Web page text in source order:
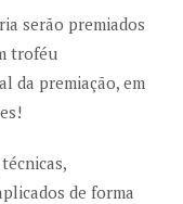
serão premiados
troféu
da premiação, em
de forma